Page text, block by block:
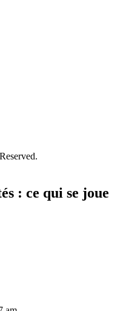
: ce qui se joue